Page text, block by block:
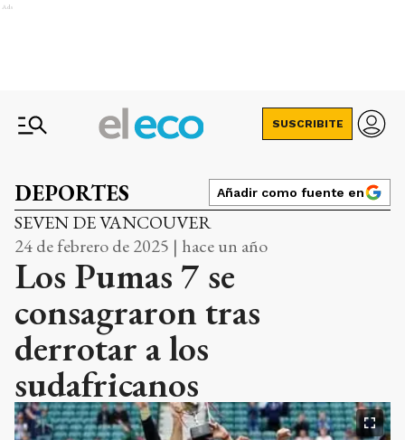
Ads
SUSCRIBITE
DEPORTES Añadir como fuente en
SEVEN DE VANCOUVER
24 de febrero de 2025 | hace un año
Los Pumas 7 se
consagraron tras
derrotar a los
sudafricanos